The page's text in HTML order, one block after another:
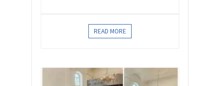
READ MORE